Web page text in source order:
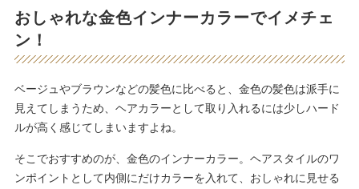
おしゃれな金色インナーカラーでイメチェ
ン！
ベージュやブラウンなどの髪色に比べると、金色の髪色は派手に
見えてしまうため、ヘアカラーとして取り入れるには少しハード
ルが高く感じてしまいますよね。
そこでおすすめのが、金色のインナーカラー。ヘアスタイルのワ
ンポイントとして内側にだけカラーを入れて、おしゃれに見せる